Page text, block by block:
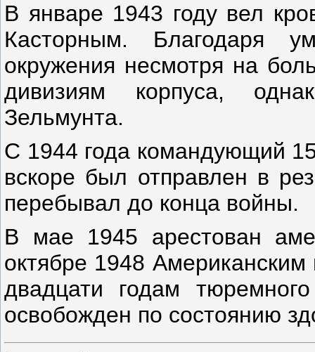
В январе 1943 году вел
Касторным. Благодаря
окружения несмотря на
дивизиям корпуса,
Зельмунта.
С 1944 года командующий
вскоре был отправлен в
перебывал до конца войны.
В мае 1945 арестован
октябре 1948
двадцати годам
освобожден по состоянию